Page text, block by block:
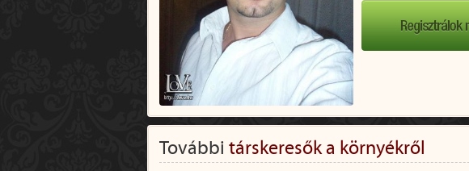
További társkeresők a környékről